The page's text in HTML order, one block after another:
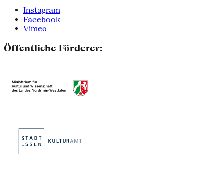
Instagram
Facebook
Vimeo
Öffentliche Förderer: